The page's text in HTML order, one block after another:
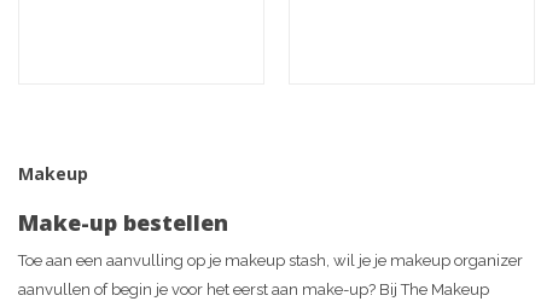
Makeup
Make-up bestellen
Toe aan een aanvulling op je makeup stash, wil je je makeup organizer
aanvullen of begin je voor het eerst aan make-up? Bij The Makeup